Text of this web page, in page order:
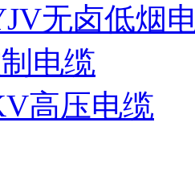
无卤低烟
电缆
高压电缆